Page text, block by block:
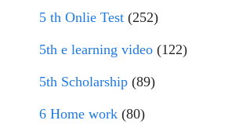
5 th Onlie Test (252)
5th e learning video (122)
5th Scholarship (89)
6 Home work (80)